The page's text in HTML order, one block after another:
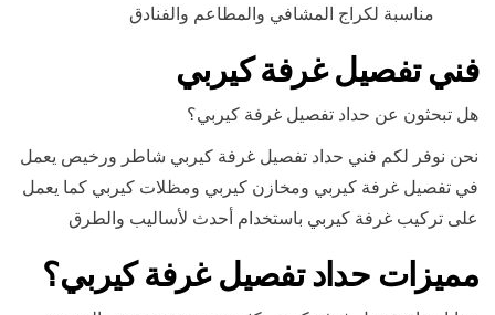
مناسبة لكراج المشافي والمطاعم والفنادق
فني تفصيل غرفة كيربي
هل تبحثون عن حداد تفصيل غرفة كيربي؟
نحن نوفر لكم فني حداد تفصيل غرفة كيربي شاطر ورخيص يعمل
في تفصيل غرفة كيربي ومخازن كيربي ومظلات كيربي كما يعمل
على تركيب غرفة كيربي باستخدام أحدث لأساليب والطرق
مميزات حداد تفصيل غرفة كيربي؟